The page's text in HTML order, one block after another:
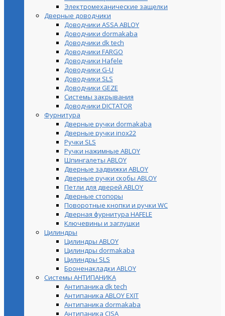
Электромеханические защелки
Дверные доводчики
Доводчики ASSA ABLOY
Доводчики dormakaba
Доводчики dk tech
Доводчики FARGO
Доводчики Hafele
Доводчики G-U
Доводчики SLS
Доводчики GEZE
Cистемы закрывания
Доводчики DICTATOR
Фурнитура
Дверные ручки dormakaba
Дверные ручки inox22
Ручки SLS
Ручки нажимные ABLOY
Шпингалеты ABLOY
Дверные задвижки ABLOY
Дверные ручки скобы ABLOY
Петли для дверей ABLOY
Дверные стопоры
Поворотные кнопки и ручки WC
Дверная фурнитура HAFELE
Ключевины и заглушки
Цилиндры
Цилиндры ABLOY
Цилиндры dormakaba
Цилиндры SLS
Броненакладки ABLOY
Системы АНТИПАНИКА
Антипаника dk tech
Антипаника ABLOY EXIT
Антипаника dormakaba
Антипаника СISA